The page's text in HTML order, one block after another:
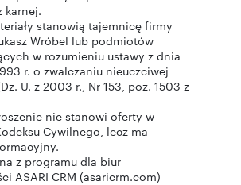
karnej.
stanowią tajemnicę firmy
Wróbel lub podmiotów
w rozumieniu ustawy z dnia
r. o zwalczaniu nieuczciwej
U. z 2003 r., Nr 153, poz. 1503 z
nie stanowi oferty w
Cywilnego, lecz ma
z programu dla biur
ASARI CRM (asaricrm.com)